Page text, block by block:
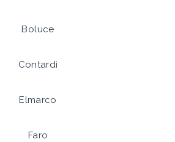
Boluce
Contardi
Elmarco
Faro